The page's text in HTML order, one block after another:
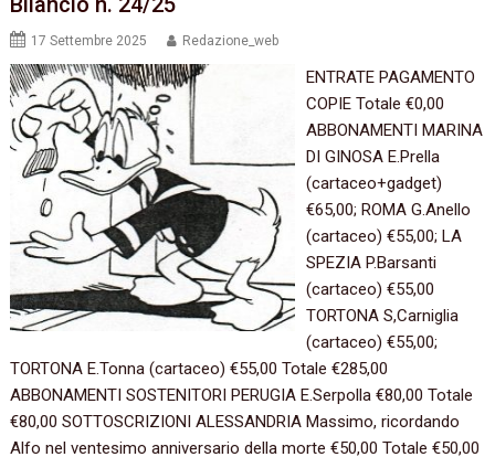
17 Settembre 2025 Redazione_web
ENTRATE PAGAMENTO
COPIE Totale €0,00
ABBONAMENTI MARINA
DI GINOSA E.Prella
(cartaceo+gadget)
€65,00; ROMA G.Anello
(cartaceo) €55,00; LA
SPEZIA P.Barsanti
(cartaceo) €55,00
TORTONA S,Carniglia
(cartaceo) €55,00;
TORTONA E.Tonna (cartaceo) €55,00 Totale €285,00
ABBONAMENTI SOSTENITORI PERUGIA E.Serpolla €80,00 Totale
€80,00 SOTTOSCRIZIONI ALESSANDRIA Massimo, ricordando
Alfo nel ventesimo anniversario della morte €50,00 Totale €50,00